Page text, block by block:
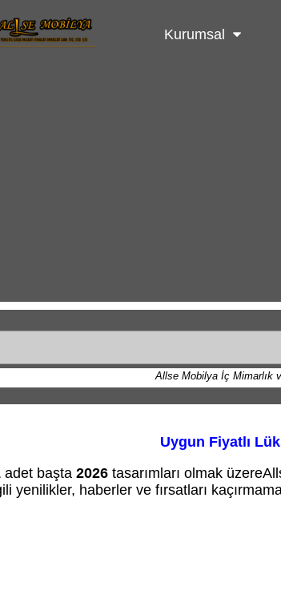
Kurumsal
Allse Mobilya İç Mimarlık
Uygun Fiyatlı
adet başta 2026tasarımları olmak
yenilikler, haberler ve fırsatları